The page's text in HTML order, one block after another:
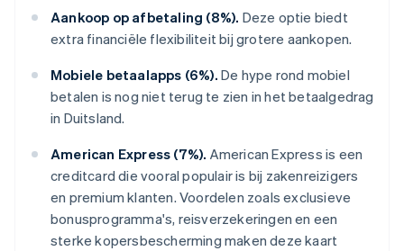
Aankoop op afbetaling (8%). Deze optie biedt
extra financiële flexibiliteit bij grotere aankopen.
Mobiele betaalapps (6%). De hype rond mobiel
betalen is nog niet terug te zien in het betaalgedrag
in Duitsland.
American Express (7%). American Express is een
creditcard die vooral populair is bij zakenreizigers
en premium klanten. Voordelen zoals exclusieve
bonusprogramma's, reisverzekeringen en een
sterke kopersbescherming maken deze kaart